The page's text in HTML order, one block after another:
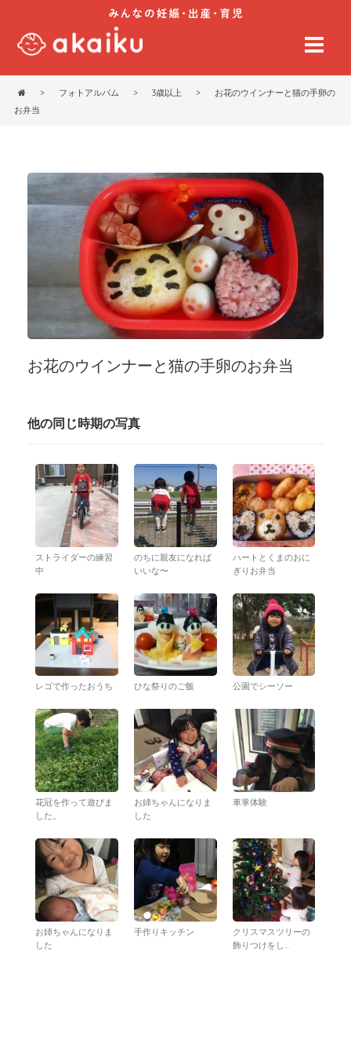
> フォトアルバム > 3歳以上 >
お花のウインナーと猫の手卵の
お弁当
お花のウインナーと猫の手卵のお弁当
他の同じ時期の写真
ストライダーの練習
中
のちに親友になれば
いいな〜
ハートとくまのおに
ぎりお弁当
レゴで作ったおうち ひな祭りのご飯 公園でシーソー
花冠を作って遊びま
した。
お姉ちゃんになりま
した
車掌体験
お姉ちゃんになりま
した
手作りキッチン
クリスマスツリーの
飾りつけをし...